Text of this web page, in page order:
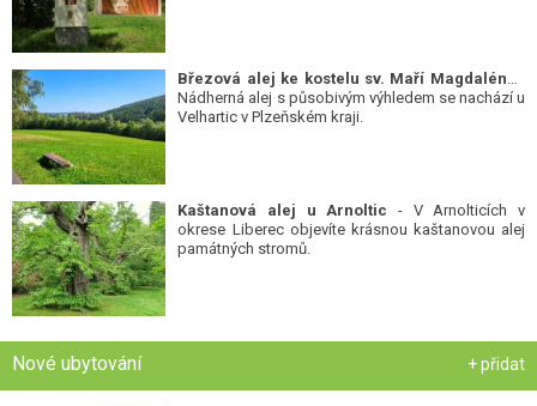
Nádherná alej s působivým výhledem se nachází u
Velhartic v Plzeňském kraji.
Kaštanová alej u Arnoltic - V Arnolticích v
okrese Liberec objevíte krásnou kaštanovou alej
památných stromů.
Nové ubytování + přidat